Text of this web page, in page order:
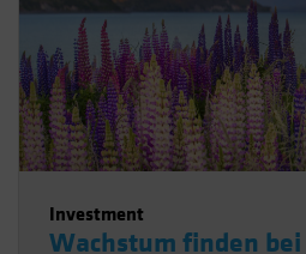
Investment
Wachstum finden